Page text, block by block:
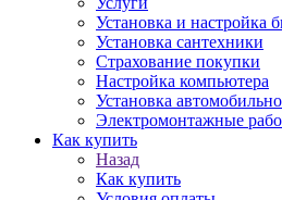
Установка и настройка
Установка сантехники
Страхование покупки
Настройка компьютера
Установка
Электромонтажные
Как купить
Назад
Как купить